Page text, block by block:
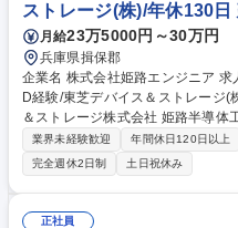
ストレージ(株)/年休130
月給23万5000円～30万円
兵庫県揖保郡
企業名 株式会社姫路エンジニア 求人名 【太子町/CADオペレーター】CA
D経験/東芝デバイス＆ストレージ(株)/年休130日 仕
＆ストレージ株式会社 姫路半導体
図面修正や、施工業者との調整・
を活かしつつ、現場の管理実務も学べる仕事です
し、協力業者の作業工程を学ぶこ
面の軽微な修正が中心で難易度は
成や作業報告書の取りまとめ、竣
業界未経験歓迎 年間休日120日以上
完全週休2日制
土日祝休み
正社員